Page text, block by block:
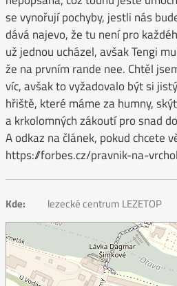
se vynořují pochyby, jestli nás
dává najevo, že tu není pro
už jednou ucházel, avšak Tengi
že na prvním rande nee. Chtěl
víc, avšak to vyžadovalo být si
hřiště, které máme za humny,
a krkolomných zákoutí pro snad
A odkaz na článek, pokud chcete
https://forbes.cz/pravnik-na-
Kde: lezecké centrum LEZETOP